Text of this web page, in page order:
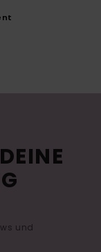
und